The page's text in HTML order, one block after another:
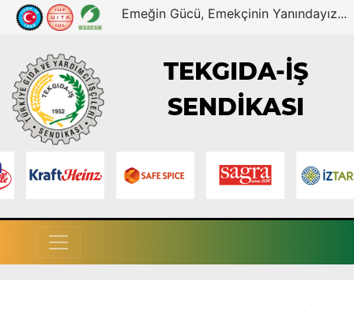
Emeğin Gücü, Emekçinin Yanındayız...
TEKGIDA-İŞ
SENDİKASI